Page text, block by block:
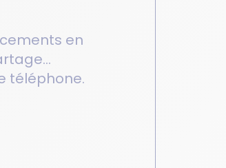
en
téléphone.